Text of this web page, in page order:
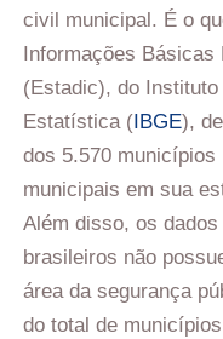
civil municipal. É o
Informações
(Estadic), do
Estatística ( IBGE),
dos 5.570 municípios
municipais em sua
Além disso, os
brasileiros não
área da segurança
do total de